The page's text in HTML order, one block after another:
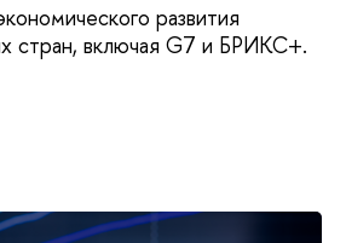
развития
стран, включая G7 и БРИКС+.